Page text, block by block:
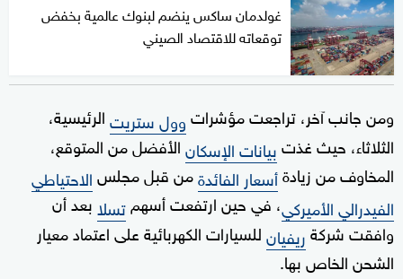
غولدمان ساكس ينضم لبنوك عالمية بخفض
توقعاته للاقتصاد الصيني
ومن جانب آخر، تراجعت مؤشراتوول ستريتالرئيسية،
الثلاثاء، حيث غذتبيانات الإسكانالأفضل من المتوقع،
المخاوف من زيادةأسعار الفائدةمن قبل مجلسالاحتياطي
الفيدرالي الأميركي، في حين ارتفعت أسهمتسلابعد أن
وافقت شركةريفيانللسيارات الكهربائية على اعتماد معيار
الشحن الخاص بها.